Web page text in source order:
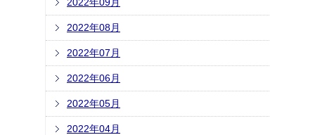
2022年08月
2022年07月
2022年06月
2022年05月
2022年04月